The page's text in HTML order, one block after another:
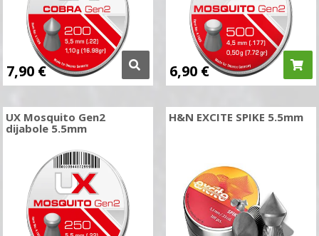
7,90 € 6,90 €
UX Mosquito Gen2
dijabole 5.5mm
H&N EXCITE SPIKE 5.5mm